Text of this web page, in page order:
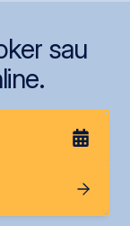
sau